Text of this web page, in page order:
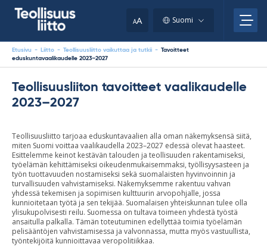
AA Suomi
Etusivu - Liitto - Teollisuusliitto vaikuttaa ja tutkii - Tavoitteet
eduskuntavaalikaudelle 2023–2027
Teollisuusliiton tavoitteet vaalikaudelle
2023–2027
Teollisuusliitto tarjoaa eduskuntavaalien alla oman näkemyksensä siitä,
miten Suomi voittaa vaalikaudella 2023–2027 edessä olevat haasteet.
Esittelemme keinot kestävän talouden ja teollisuuden rakentamiseksi,
työelämän kehittämiseksi oikeudenmukaisemmaksi, työllisyysasteen ja
työn tuottavuuden nostamiseksi sekä suomalaisten hyvinvoinnin ja
turvallisuuden vahvistamiseksi. Näkemyksemme rakentuu vahvan
yhdessä tekemisen ja sopimisen kulttuurin arvopohjalle, jossa
kunnioitetaan työtä ja sen tekijää. Suomalaisen yhteiskunnan tulee olla
ylisukupolvisesti reilu. Suomessa on tultava toimeen yhdestä työstä
ansaitulla palkalla. Tämän toteutuminen edellyttää toimia työelämän
pelisääntöjen vahvistamisessa ja valvonnassa, mutta myös vastuullista,
työntekijöitä kunnioittavaa veropolitiikkaa.
clipboard.)